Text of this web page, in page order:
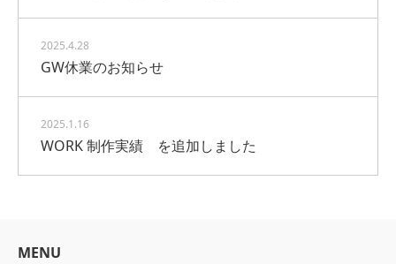
2025.4.28
GW休業のお知らせ
2025.1.16
WORK 制作実績 を追加しました
MENU